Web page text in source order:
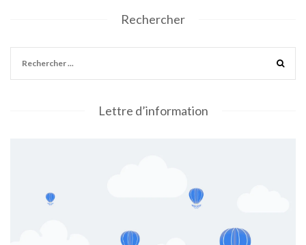
Rechercher
Lettre d’information